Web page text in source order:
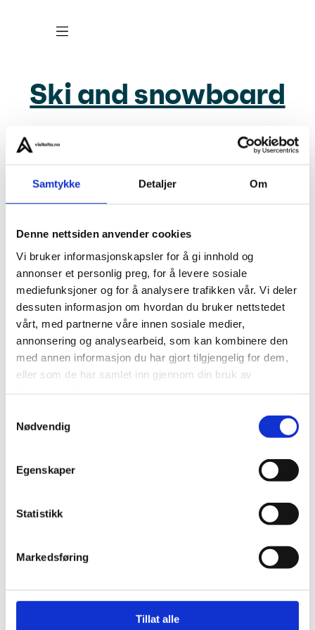
Samtykke Detaljer Om
Denne nettsiden anvender cookies
Vi bruker informasjonskapsler for å gi innhold og
annonser et personlig preg, for å levere sosiale
mediefunksjoner og for å analysere trafikken vår. Vi deler
dessuten informasjon om hvordan du bruker nettstedet
vårt, med partnerne våre innen sosiale medier,
annonsering og analysearbeid, som kan kombinere den
med annen informasjon du har gjort tilgjengelig for dem,
eller som de har samlet inn gjennom din bruk av
Nødvendig
Egenskaper
Statistikk
Markedsføring
Tillat alle
Ski and snowboard
About us
Privacy
Visit Alta for Travel Trade
Careers
Visit Alta AS
Markedsgata 3
9510 Alta
info@visitalta.no
LinkedIn